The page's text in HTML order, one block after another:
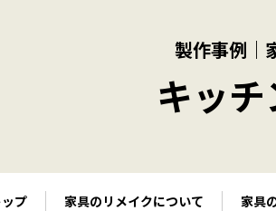
製作事例｜
キッ
プ 家具のリメイクについて 家具